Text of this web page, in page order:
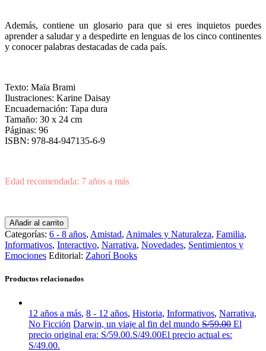
Además, contiene un glosario para que si eres inquietos puedes
aprender a saludar y a despedirte en lenguas de los cinco continentes
y conocer palabras destacadas de cada país.
Texto: Maïa Brami
Ilustraciones: Karine Daisay
Encuadernación: Tapa dura
Tamaño: 30 x 24 cm
Páginas: 96
ISBN: 978-84-947135-6-9
Edad recomendada: 7 años a más
Añadir al carrito
Categorías: 6 - 8 años, Amistad, Animales y Naturaleza, Familia,
Informativos, Interactivo, Narrativa, Novedades, Sentimientos y
Emociones Editorial: Zahorí Books
Productos relacionados
12 años a más, 8 - 12 años, Historia, Informativos, Narrativa,
No Ficción Darwin, un viaje al fin del mundo S/59.00 El
precio original era: S/59.00.S/49.00El precio actual es:
S/49.00.